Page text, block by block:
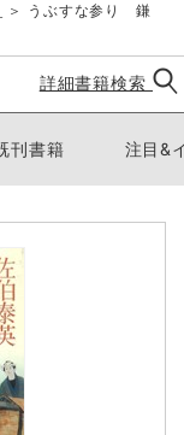
＞ うぶすな参り 鎌
詳細書籍検索
刊書籍 注目&